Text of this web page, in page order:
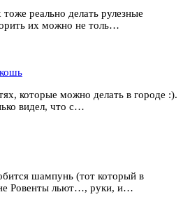
реально делать рулезные
их можно не толь…
которые можно делать в городе :).
видел, что с…
шампунь (тот который в
Ровенты льют…, руки, и…